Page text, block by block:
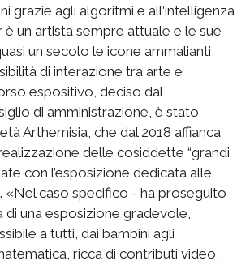
grazie agli algoritmi e all‘intelligenza
è un artista sempre attuale e le sue
un secolo le icone ammalianti
di interazione tra arte e
espositivo, deciso dal
di amministrazione, è stato
Arthemisia, che dal 2018 affianca
delle cosiddette “grandi
con l’esposizione dedicata alle
«Nel caso specifico - ha proseguito
una esposizione gradevole,
a tutti, dai bambini agli
ricca di contributi video,